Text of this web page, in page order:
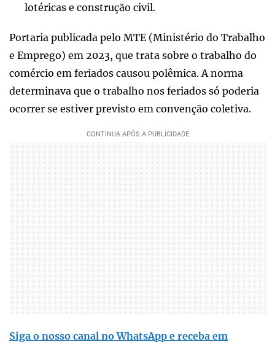
lotéricas e construção civil.
Portaria publicada pelo MTE (Ministério do Trabalho
e Emprego) em 2023, que trata sobre o trabalho do
comércio em feriados causou polêmica. A norma
determinava que o trabalho nos feriados só poderia
ocorrer se estiver previsto em convenção coletiva.
Siga o nosso canal no WhatsApp e receba em